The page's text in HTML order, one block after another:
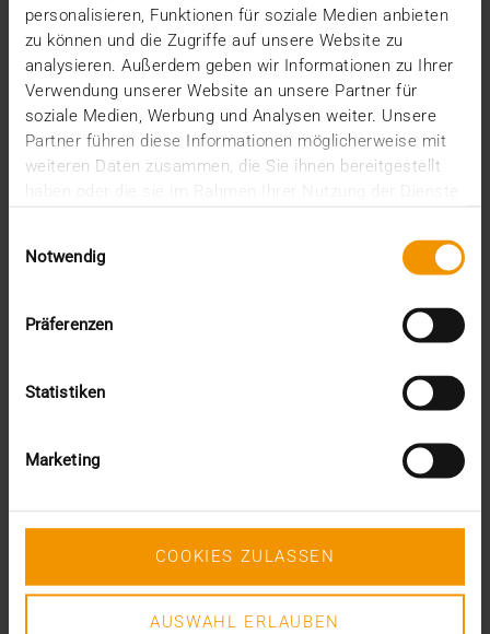
personalisieren, Funktionen für soziale Medien anbieten
zu können und die Zugriffe auf unsere Website zu
analysieren. Außerdem geben wir Informationen zu Ihrer
Verwendung unserer Website an unsere Partner für
soziale Medien, Werbung und Analysen weiter. Unsere
Partner führen diese Informationen möglicherweise mit
weiteren Daten zusammen, die Sie ihnen bereitgestellt
Notwendig
Präferenzen
Statistiken
Marketing
COOKIES ZULASSEN
AUSWAHL ERLAUBEN
Gesunde Arbeitsplätze, ein faires Miteinander, die
Förderung sozialer Projekte und der Schutz der…
AMELIE HOLSTEIN
MEHR ERFAHREN